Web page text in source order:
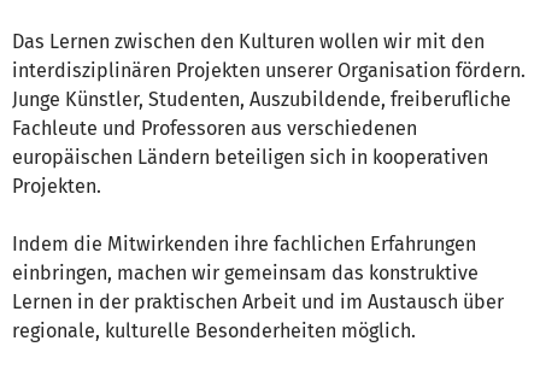
Das Lernen zwischen den Kulturen wollen wir mit den
interdisziplinären Projekten unserer Organisation fördern.
Junge Künstler, Studenten, Auszubildende, freiberufliche
Fachleute und Professoren aus verschiedenen
europäischen Ländern beteiligen sich in kooperativen
Projekten.
Indem die Mitwirkenden ihre fachlichen Erfahrungen
einbringen, machen wir gemeinsam das konstruktive
Lernen in der praktischen Arbeit und im Austausch über
regionale, kulturelle Besonderheiten möglich.